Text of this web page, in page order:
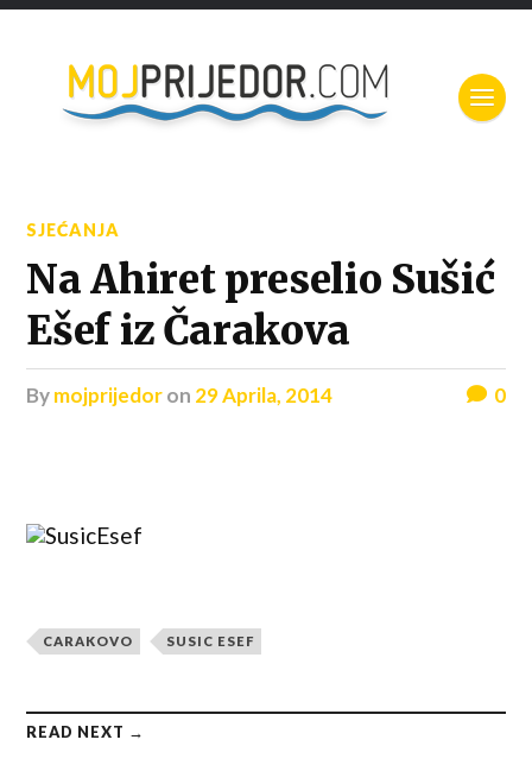
SJEĆANJA
Na Ahiret preselio Sušić
Ešef iz Čarakova
bymojprijedoron 29 Aprila, 2014 0
CARAKOVO SUSIC ESEF
READ NEXT →